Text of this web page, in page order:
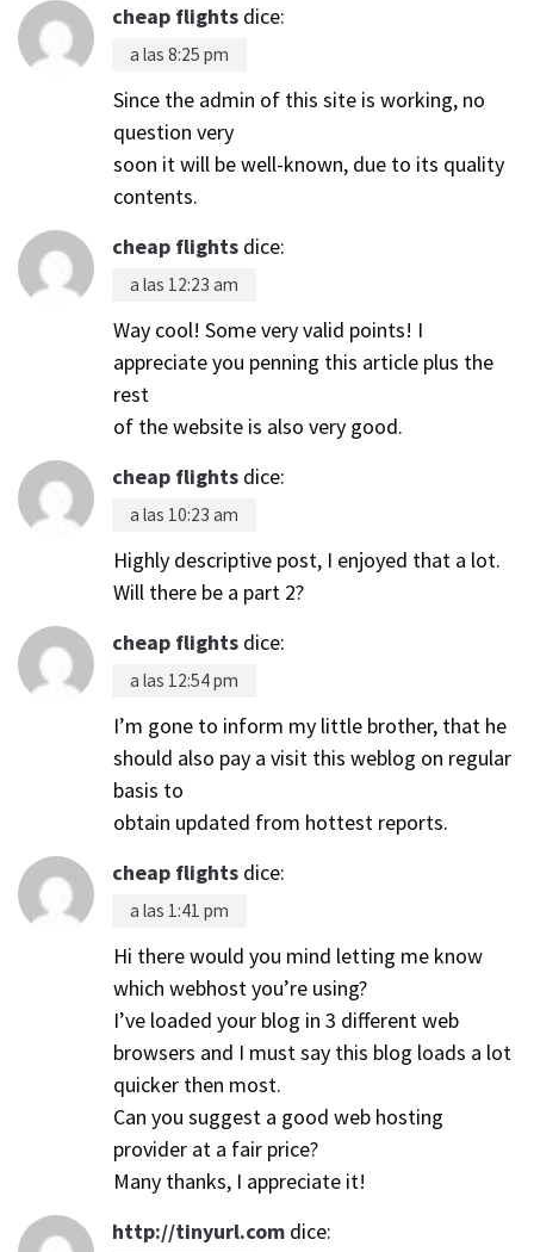
cheap flights dice:
a las 8:25 pm
Since the admin of this site is working, no
question very
soon it will be well-known, due to its quality
contents.
cheap flights dice:
a las 12:23 am
Way cool! Some very valid points! I
appreciate you penning this article plus the
rest
of the website is also very good.
cheap flights dice:
a las 10:23 am
Highly descriptive post, I enjoyed that a lot.
Will there be a part 2?
cheap flights dice:
a las 12:54 pm
I’m gone to inform my little brother, that he
should also pay a visit this weblog on regular
basis to
obtain updated from hottest reports.
cheap flights dice:
a las 1:41 pm
Hi there would you mind letting me know
which webhost you’re using?
I’ve loaded your blog in 3 different web
browsers and I must say this blog loads a lot
quicker then most.
Can you suggest a good web hosting
provider at a fair price?
Many thanks, I appreciate it!
http://tinyurl.com dice: